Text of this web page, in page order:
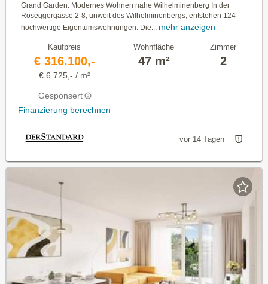
Grand Garden: Modernes Wohnen nahe Wilhelminenberg In der
Roseggergasse 2-8, unweit des Wilhelminenbergs, entstehen 124
hochwertige Eigentumswohnungen. Die...
mehr anzeigen
Kaufpreis
€ 316.100,-
€ 6.725,- / m²
Gesponsert
Finanzierung berechnen
Wohnfläche
47 m²
Zimmer
2
vor 14 Tagen